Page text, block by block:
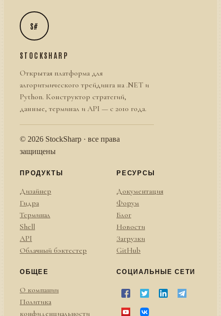
S#
STOCKSHARP
Открытая платформа для
алгоритмического трейдинга на .NET и
Python. Конструктор стратегий,
данные, терминал и API — с 2010 года.
© 2026 StockSharp · все права
защищены
ПРОДУКТЫ
Дизайнер
Гидра
Терминал
Shell
API
Облачный бэктестер
РЕСУРСЫ
Документация
Форум
Блог
Новости
Загрузки
GitHub
ОБЩЕЕ
О компании
Политика
конфиденциальности
СОЦИАЛЬНЫЕ СЕТИ